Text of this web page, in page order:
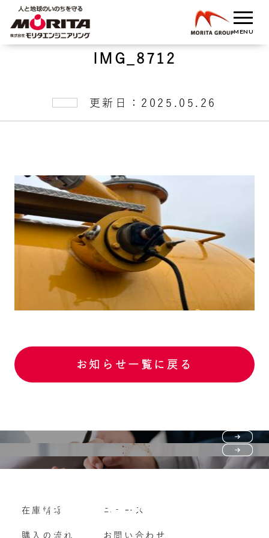
IMG_8712
更新日：2025.05.26
お知らせ一覧に戻る
購入の流れ
よくいただくご質問
Vehicle purchase
車両買い取り
在庫情報
購入の流れ
ニュース
お問い合わせ